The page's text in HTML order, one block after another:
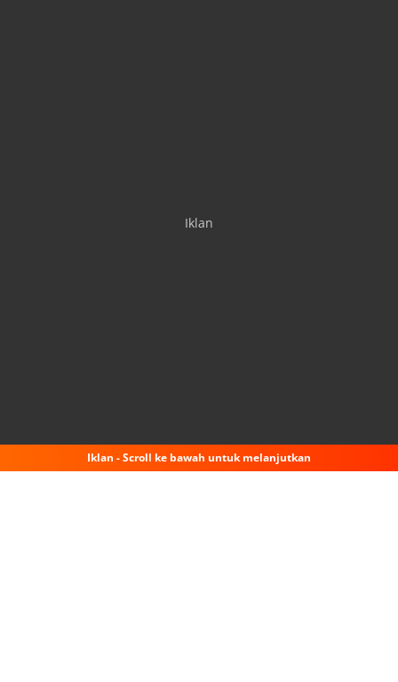
Iklan
Iklan - Scroll ke bawah untuk melanjutkan